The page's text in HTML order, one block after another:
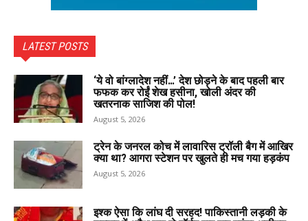
LATEST POSTS
‘ये वो बांग्लादेश नहीं…’ देश छोड़ने के बाद पहली बार
फफक कर रोईं शेख हसीना, खोली अंदर की
खतरनाक साजिश की पोल!
August 5, 2026
ट्रेन के जनरल कोच में लावारिस ट्रॉली बैग में आखिर
क्या था? आगरा स्टेशन पर खुलते ही मच गया हड़कंप
August 5, 2026
इश्क ऐसा कि लांघ दी सरहद! पाकिस्तानी लड़की के